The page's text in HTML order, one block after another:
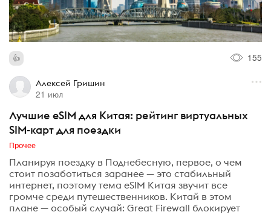
155
Алексей Гришин
21 июл
Лучшие eSIM для Китая: рейтинг виртуальных
SIM-карт для поездки
Прочее
Планируя поездку в Поднебесную, первое, о чем
стоит позаботиться заранее — это стабильный
интернет, поэтому тема eSIM Китая звучит все
громче среди путешественников. Китай в этом
плане — особый случай: Great Firewall блокирует